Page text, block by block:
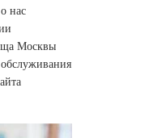
нас
Москвы